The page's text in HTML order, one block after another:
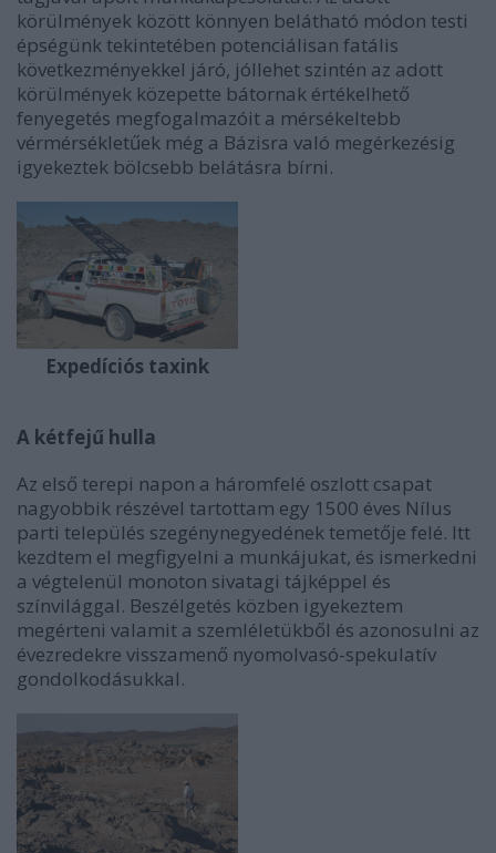
körülmények között könnyen belátható módon testi
épségünk tekintetében potenciálisan fatális
következményekkel járó, jóllehet szintén az adott
körülmények közepette bátornak értékelhető
fenyegetés megfogalmazóit a mérsékeltebb
vérmérsékletűek még a Bázisra való megérkezésig
igyekeztek bölcsebb belátásra bírni.
Expedíciós taxink
A kétfejű hulla
Az első terepi napon a háromfelé oszlott csapat
nagyobbik részével tartottam egy 1500 éves Nílus
parti település szegénynegyedének temetője felé. Itt
kezdtem el megfigyelni a munkájukat, és ismerkedni
a végtelenül monoton sivatagi tájképpel és
színvilággal. Beszélgetés közben igyekeztem
megérteni valamit a szemléletükből és azonosulni az
évezredekre visszamenő nyomolvasó-spekulatív
gondolkodásukkal.